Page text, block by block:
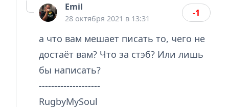
Emil
28 октября 2021 в 13:31
-1
а что вам мешает писать то, чего не
достаёт вам? Что за стэб? Или лишь
бы написать?
--------------------
RugbyMySoul